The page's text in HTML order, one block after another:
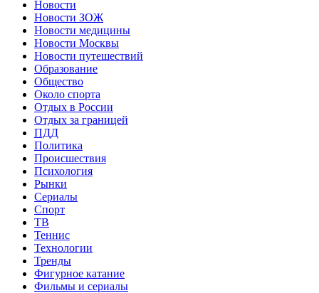
Новости
Новости ЗОЖ
Новости медицины
Новости Москвы
Новости путешествий
Образование
Общество
Около спорта
Отдых в России
Отдых за границей
ПДД
Политика
Происшествия
Психология
Рынки
Сериалы
Спорт
ТВ
Теннис
Технологии
Тренды
Фигурное катание
Фильмы и сериалы